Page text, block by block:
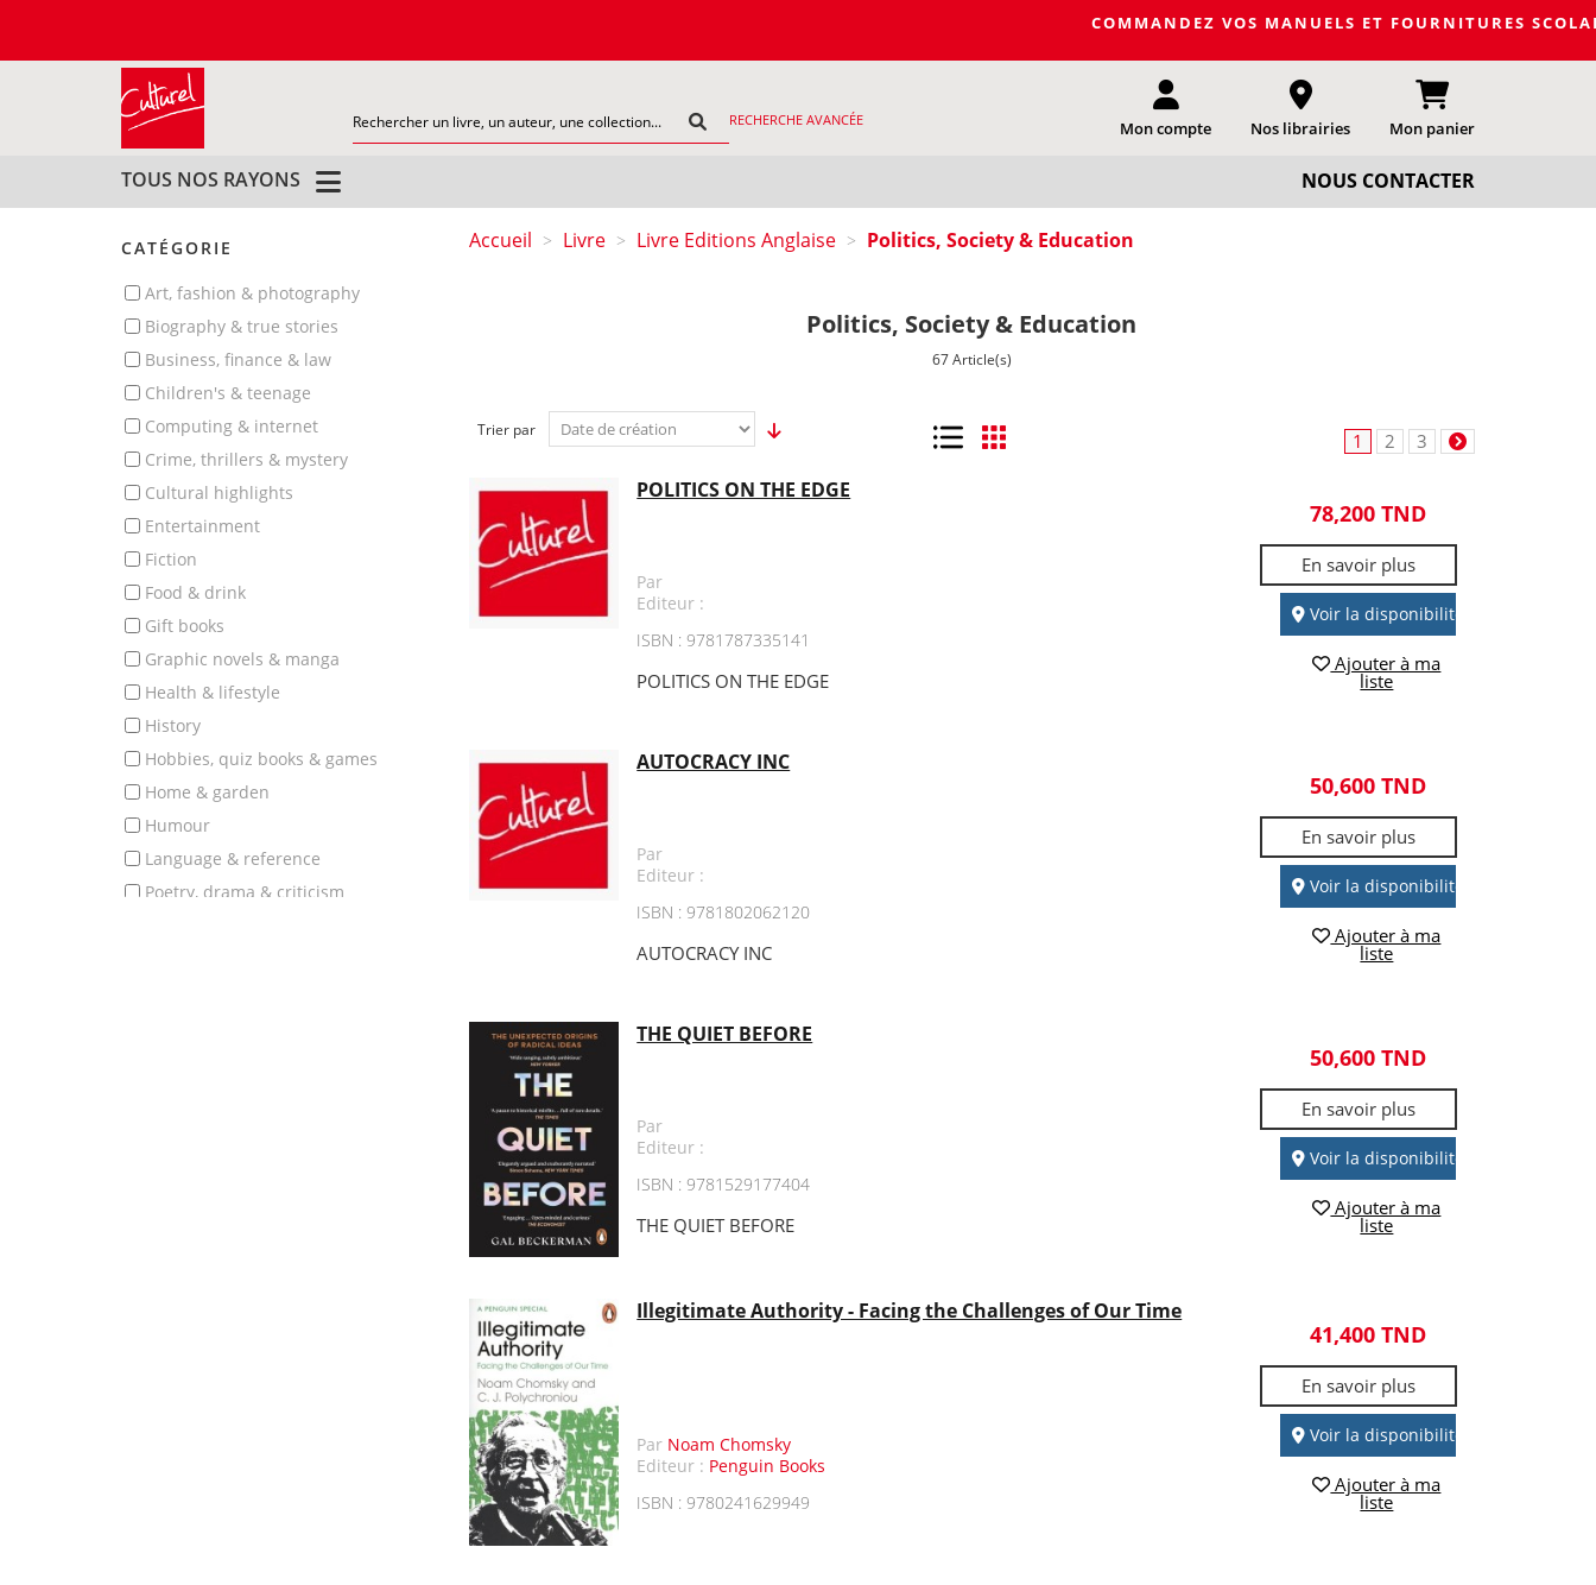
COMMANDEZ VOS MANUELS ET FOURNITURES
RECHERCHE AVANCÉE Mon compte Nos librairies Mon panier
TOUS NOS RAYONS NOUS CONTACTER
CATÉGORIE
art, fashion & photography
biography & true stories
business, finance & law
children's & teenage
computing & internet
crime, thrillers & mystery
cultural highlights
entertainment
fiction
food & drink
gift books
graphic novels & manga
health & lifestyle
history
hobbies, quiz books & games
home & garden
humour
language & reference
poetry, drama & criticism
Accueil > Livre > Livre Editions Anglaise > Politics, Society & Education
Politics, Society & Education
67 Article(s)
Trier par Liste Grille 1 2 3
POLITICS ON THE EDGE
Par
Editeur :
ISBN : 9781787335141
POLITICS ON THE EDGE
78,200 TND
En savoir plus
Voir la disponibilité
Ajouter à ma
liste
AUTOCRACY INC
Par
Editeur :
ISBN : 9781802062120
AUTOCRACY INC
50,600 TND
En savoir plus
Voir la disponibilité
Ajouter à ma
liste
THE QUIET BEFORE
Par
Editeur :
ISBN : 9781529177404
THE QUIET BEFORE
50,600 TND
En savoir plus
Voir la disponibilité
Ajouter à ma
liste
Illegitimate Authority - Facing the Challenges of Our Time
Par Noam Chomsky
Editeur : Penguin Books
ISBN : 9780241629949
41,400 TND
En savoir plus
Voir la disponibilité
Ajouter à ma
liste